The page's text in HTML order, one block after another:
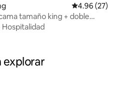
Calificación
4.96 (27)
tamaño king + doble
Hospitalidad
explorar